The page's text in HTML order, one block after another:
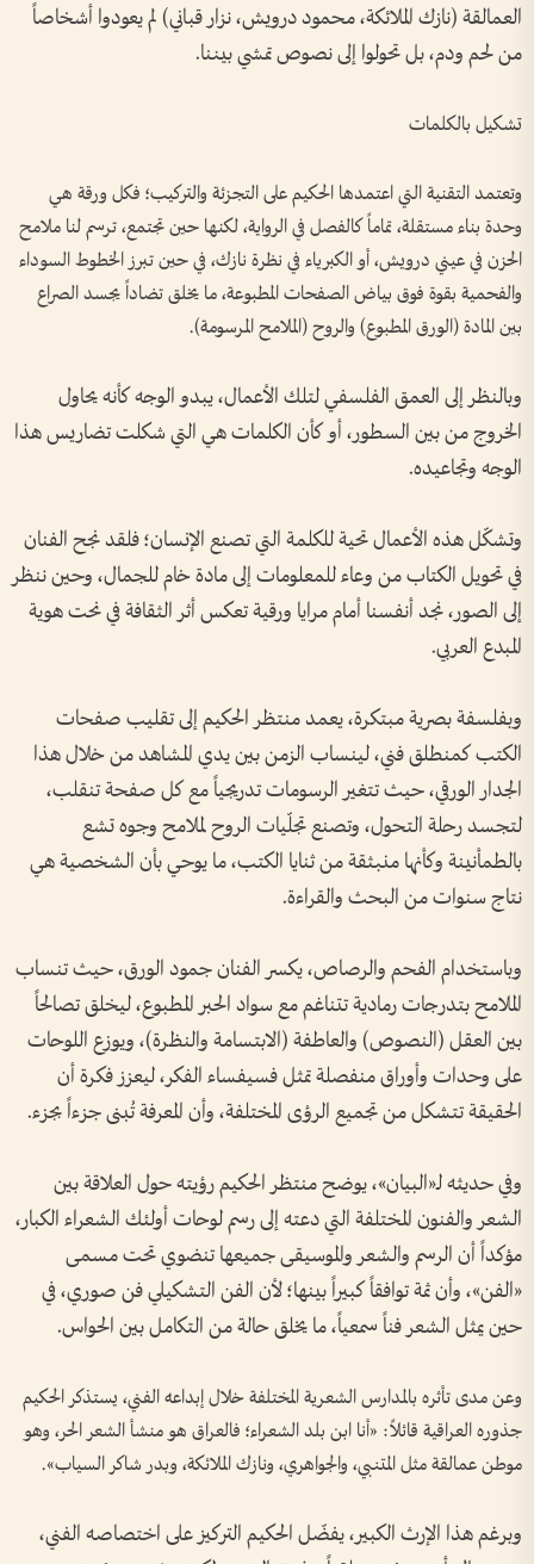
العمالقة (نازك الملائكة، محمود درويش، نزار قباني) لم يعودوا أشخاصاً
من لحم ودم، بل تحولوا إلى نصوص تمشي بيننا.
تشكيل بالكلمات
وتعتمد التقنية التي اعتمدها الحكيم على التجزئة والتركيب؛ فكل ورقة هي
وحدة بناء مستقلة، تماماً كالفصل في الرواية، لكنها حين تجتمع، ترسم لنا ملامح
الحزن في عيني درويش، أو الكبرياء في نظرة نازك، في حين تبرز الخطوط السوداء
والفحمية بقوة فوق بياض الصفحات المطبوعة، ما يخلق تضاداً يجسد الصراع
بين المادة (الورق المطبوع) والروح (الملامح المرسومة).
وبالنظر إلى العمق الفلسفي لتلك الأعمال، يبدو الوجه كأنه يحاول
الخروج من بين السطور، أو كأن الكلمات هي التي شكلت تضاريس هذا
الوجه وتجاعيده.
وتشكّل هذه الأعمال تحية للكلمة التي تصنع الإنسان؛ فلقد نجح الفنان
في تحويل الكتاب من وعاء للمعلومات إلى مادة خام للجمال، وحين ننظر
إلى الصور، نجد أنفسنا أمام مرايا ورقية تعكس أثر الثقافة في نحت هوية
المبدع العربي.
وبفلسفة بصرية مبتكرة، يعمد منتظر الحكيم إلى تقليب صفحات
الكتب كمنطلق فني، لينساب الزمن بين يدي المشاهد من خلال هذا
الجدار الورقي، حيث تتغير الرسومات تدريجياً مع كل صفحة تنقلب،
لتجسد رحلة التحول، وتصنع تجلّيات الروح لملامح وجوه تشع
بالطمأنينة وكأنها منبثقة من ثنايا الكتب، ما يوحي بأن الشخصية هي
نتاج سنوات من البحث والقراءة.
وباستخدام الفحم والرصاص، يكسر الفنان جمود الورق، حيث تنساب
الملامح بتدرجات رمادية تتناغم مع سواد الحبر المطبوع، ليخلق تصالحاً
بين العقل (النصوص) والعاطفة (الابتسامة والنظرة)، ويوزع اللوحات
على وحدات وأوراق منفصلة تمثل فسيفساء الفكر، ليعزز فكرة أن
الحقيقة تتشكل من تجميع الرؤى المختلفة، وأن المعرفة تُبنى جزءاً بجزء.
وفي حديثه لـ«البيان»، يوضح منتظر الحكيم رؤيته حول العلاقة بين
الشعر والفنون المختلفة التي دعته إلى رسم لوحات أولئك الشعراء الكبار،
مؤكداً أن الرسم والشعر والموسيقى جميعها تنضوي تحت مسمى
«الفن»، وأن ثمة توافقاً كبيراً بينها؛ لأن الفن التشكيلي فن صوري، في
حين يمثل الشعر فناً سمعياً، ما يخلق حالة من التكامل بين الحواس.
وعن مدى تأثره بالمدارس الشعرية المختلفة خلال إبداعه الفني، يستذكر الحكيم
جذوره العراقية قائلاً: «أنا ابن بلد الشعراء؛ فالعراق هو منشأ الشعر الحر، وهو
موطن عمالقة مثل المتنبي، والجواهري، ونازك الملائكة، وبدر شاكر السياب».
وبرغم هذا الإرث الكبير، يفضّل الحكيم التركيز على اختصاصه الفني،